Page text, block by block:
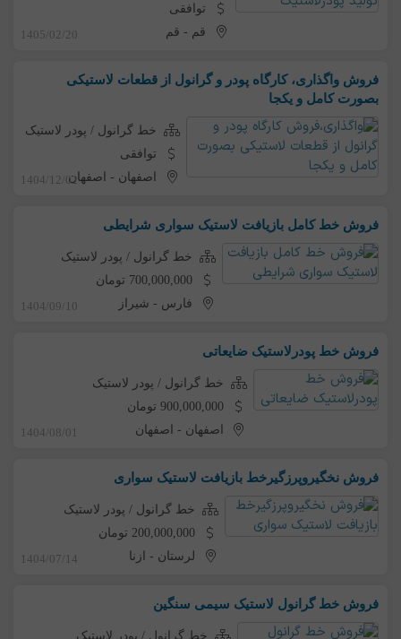
توافقی
قم - قم 1405/02/20
فروش واگذاری، کارگاه پودر و گرانول از قطعات لاستیکی
بصورت کامل و یکجا
خط گرانول / پودر لاستیک
توافقی
اصفهان - اصفهان1404/12/02
فروش خط کامل بازیافت لاستیک سواری شرایطی
خط گرانول / پودر لاستیک
700,000,000 تومان
فارس - شیراز 1404/09/10
فروش خط پودرلاستیک ضایعاتی
خط گرانول / پودر لاستیک
900,000,000 تومان
اصفهان - اصفهان 1404/08/01
فروش نخگیروپرزگیرخط بازیافت لاستیک سواری
خط گرانول / پودر لاستیک
200,000,000 تومان
لرستان - ازنا 1404/07/14
فروش خط گرانول لاستیک سیمی سنگین
خط گرانول / پودر لاستیک